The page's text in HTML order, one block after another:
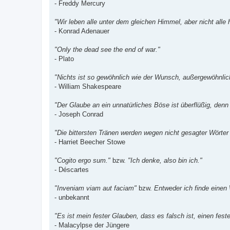
- Freddy Mercury
"Wir leben alle unter dem gleichen Himmel, aber nicht alle
- Konrad Adenauer
"Only the dead see the end of war."
- Plato
"Nichts ist so gewöhnlich wie der Wunsch,
- William Shakespeare
"Der Glaube an ein unnatürliches Böse ist überflüßig,
- Joseph Conrad
"Die bittersten Tränen werden wegen nicht gesagter
- Harriet Beecher Stowe
"Cogito ergo sum." bzw. "Ich denke, also bin ich."
- Déscartes
"Inveniam viam aut faciam" bzw. Entweder ich finde
- unbekannt
"Es ist mein fester Glauben, dass es falsch ist, einen
- Malacylpse der Jüngere